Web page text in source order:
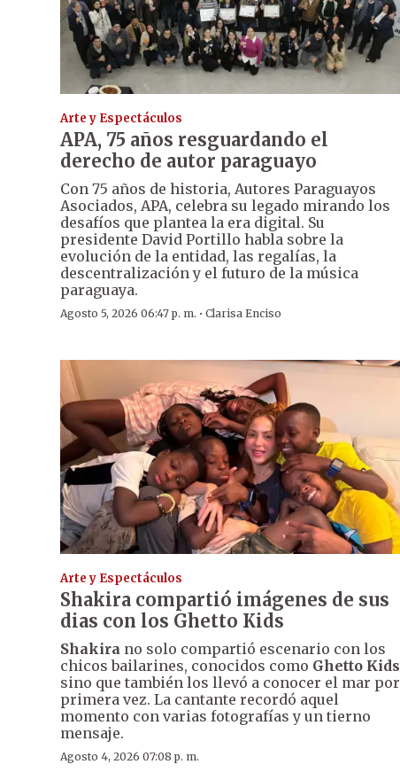
Arte y Espectáculos
APA, 75 años resguardando el
derecho de autor paraguayo
Con 75 años de historia, Autores Paraguayos
Asociados, APA, celebra su legado mirando los
desafíos que plantea la era digital. Su
presidente David Portillo habla sobre la
evolución de la entidad, las regalías, la
descentralización y el futuro de la música
paraguaya.
Agosto 5, 2026 06:47 p. m. · Clarisa Enciso
Arte y Espectáculos
Shakira compartió imágenes de sus
dias con los Ghetto Kids
Shakira no solo compartió escenario con los
chicos bailarines, conocidos como Ghetto Kids
sino que también los llevó a conocer el mar por
primera vez. La cantante recordó aquel
momento con varias fotografías y un tierno
mensaje.
Agosto 4, 2026 07:08 p. m.